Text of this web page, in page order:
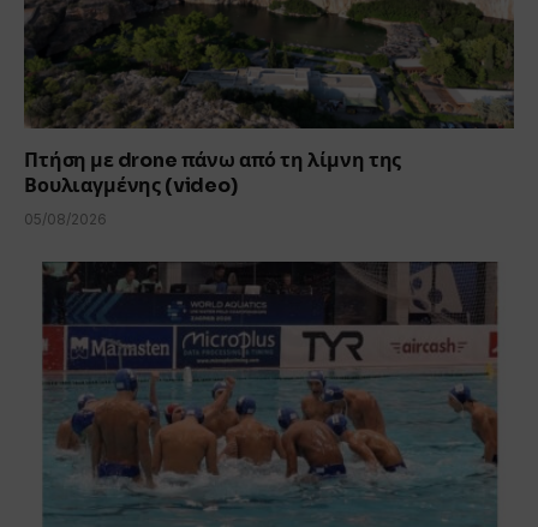
Πτήση με drone πάνω από τη λίμνη της
Βουλιαγμένης (video)
05/08/2026